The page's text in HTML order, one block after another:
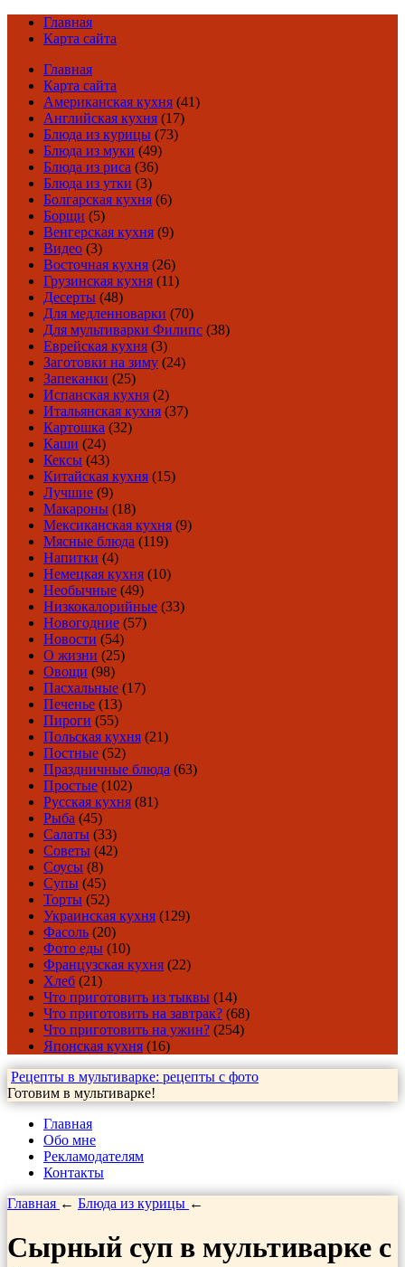
Главная
Карта сайта
Главная
Карта сайта
Американская кухня (41)
Английская кухня (17)
Блюда из курицы (73)
Блюда из муки (49)
Блюда из риса (36)
Блюда из утки (3)
Болгарская кухня (6)
Борщи (5)
Венгерская кухня (9)
Видео (3)
Восточная кухня (26)
Грузинская кухня (11)
Десерты (48)
Для медленноварки (70)
Для мультиварки Филипс (38)
Еврейская кухня (3)
Заготовки на зиму (24)
Запеканки (25)
Испанская кухня (2)
Итальянская кухня (37)
Картошка (32)
Каши (24)
Кексы (43)
Китайская кухня (15)
Лучшие (9)
Макароны (18)
Мексиканская кухня (9)
Мясные блюда (119)
Напитки (4)
Немецкая кухня (10)
Необычные (49)
Низкокалорийные (33)
Новогодние (57)
Новости (54)
О жизни (25)
Овощи (98)
Пасхальные (17)
Печенье (13)
Пироги (55)
Польская кухня (21)
Постные (52)
Праздничные блюда (63)
Простые (102)
Русская кухня (81)
Рыба (45)
Салаты (33)
Советы (42)
Соусы (8)
Супы (45)
Торты (52)
Украинская кухня (129)
Фасоль (20)
Фото еды (10)
Французская кухня (22)
Хлеб (21)
Что приготовить из тыквы (14)
Что приготовить на завтрак? (68)
Что приготовить на ужин? (254)
Японская кухня (16)
Рецепты в мультиварке: рецепты с фото
Готовим в мультиварке!
Главная
Обо мне
Рекламодателям
Контакты
Главная ← Блюда из курицы ←
Сырный суп в мультиварке с